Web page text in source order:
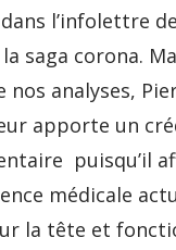
l’infolettre
saga corona.
nos analyses,
apporte un
puisqu’il
médicale
la tête et